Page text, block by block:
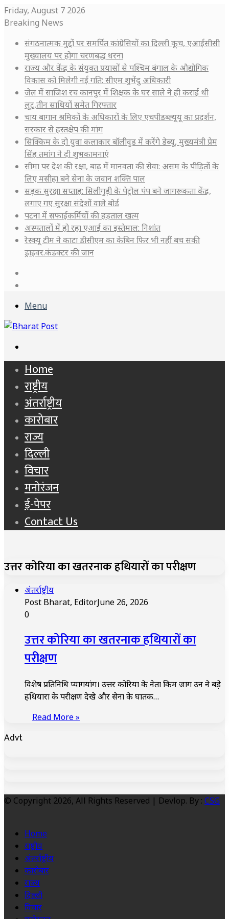
Friday, August 7 2026
Breaking News
संगठनात्मक मुद्दों पर समर्पित कांग्रेसियों का दिल्ली कूच, एआईसीसी
मुख्यालय पर होगा चरणबद्ध धरना
राज्य और केंद्र के संयुक्त प्रयासों से पश्चिम बंगाल के औद्योगिक
विकास को मिलेगी नई गति: सीएम शुभेंदु अधिकारी
जेल में साजिश रच कानपुर में शिक्षक के घर साले ने ही कराई थी
लूट,तीन साथियों समेत गिरफ्तार
चाय बागान श्रमिकों के अधिकारों के लिए एचपीडब्ल्यूयू का प्रदर्शन,
सरकार से हस्तक्षेप की मांग
सिक्किम के दो युवा कलाकार बॉलीवुड में करेंगे डेब्यू, मुख्यमंत्री प्रेम
सिंह तमांग ने दी शुभकामनाएं
सीमा पर देश की रक्षा, बाढ़ में मानवता की सेवा: असम के पीड़ितों के
लिए मसीहा बने सेना के जवान शक्ति पाल
सड़क सुरक्षा सप्ताह: सिलीगुड़ी के पेट्रोल पंप बने जागरूकता केंद्र,
लगाए गए सुरक्षा संदेशों वाले बोर्ड
पटना में सफाईकर्मियों की हड़ताल खत्म
अस्पतालों में हो रहा एआई का इस्तेमाल: निशांत
रेस्क्यू टीम ने काटा डीसीएम का केबिन फिर भी नहीं बच सकी
ड्राइवर.कंडक्टर की जान
Menu
for
Home
राष्ट्रीय
अंतर्राष्ट्रीय
कारोबार
राज्य
दिल्ली
विचार
मनोरंजन
ई-पेपर
Contact Us
उत्तर कोरिया का खतरनाक हथियारों का परीक्षण
अंतर्राष्ट्रीय
Post Bharat, EditorJune 26, 2026
0
उत्तर कोरिया का खतरनाक हथियारों का
परीक्षण
विशेष प्रतिनिधि प्योंगयांग। उत्तर कोरिया के नेता किम जोंग उन ने बड़े
हथियारों के परीक्षण देखे और सेना के घातक…
Read More »
Advt
© Copyright 2026, All Rights Reserved | Devlop. By : CSG
Home
राष्ट्रीय
अंतर्राष्ट्रीय
कारोबार
राज्य
दिल्ली
विचार